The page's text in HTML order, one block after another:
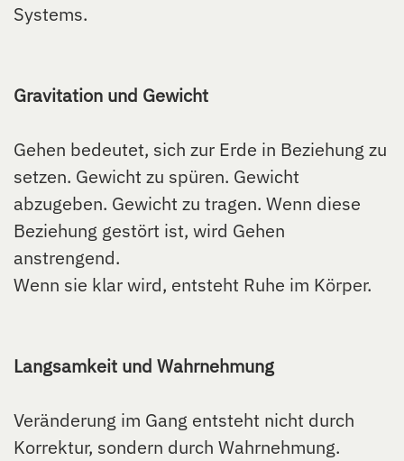
Systems.
Gravitation und Gewicht
Gehen bedeutet, sich zur Erde in Beziehung zu
setzen. Gewicht zu spüren. Gewicht
abzugeben. Gewicht zu tragen. Wenn diese
Beziehung gestört ist, wird Gehen
anstrengend.
Wenn sie klar wird, entsteht Ruhe im Körper.
Langsamkeit und Wahrnehmung
Veränderung im Gang entsteht nicht durch
Korrektur, sondern durch Wahrnehmung.